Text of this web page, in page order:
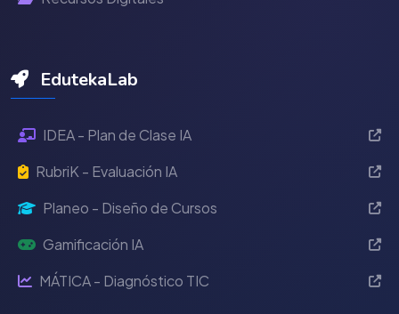
EdutekaLab
IDEA - Plan de Clase IA
RubriK - Evaluación IA
Planeo - Diseño de Cursos
Gamificación IA
MÁTICA - Diagnóstico TIC